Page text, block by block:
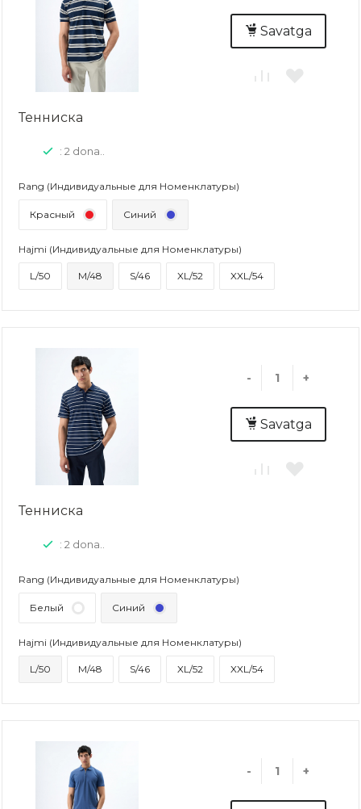
Savatga
Тенниска
: 2 dona..
Rang (Индивидуальные для Номенклатуры)
Красный Синий
Hajmi (Индивидуальные для Номенклатуры)
L/50 M/48 S/46 XL/52 XXL/54
- +
Savatga
Тенниска
: 2 dona..
Rang (Индивидуальные для Номенклатуры)
Белый Синий
Hajmi (Индивидуальные для Номенклатуры)
L/50 M/48 S/46 XL/52 XXL/54
- +